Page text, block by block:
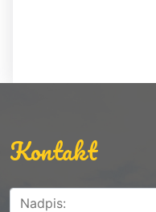
Kontakt